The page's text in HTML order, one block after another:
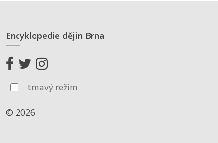
Encyklopedie dějin Brna
tmavý režim
© 2026